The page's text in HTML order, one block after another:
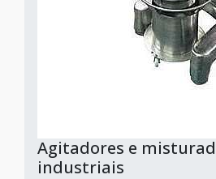
Agitadores e
industriais